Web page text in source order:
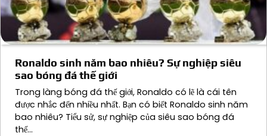
Ronaldo sinh năm bao nhiêu? Sự nghiệp siêu
sao bóng đá thế giới
Trong làng bóng đá thế giới, Ronaldo có lẽ là cái tên
được nhắc đến nhiều nhất. Bạn có biết Ronaldo sinh năm
bao nhiêu? Tiểu sử, sự nghiệp của siêu sao bóng đá
thế…